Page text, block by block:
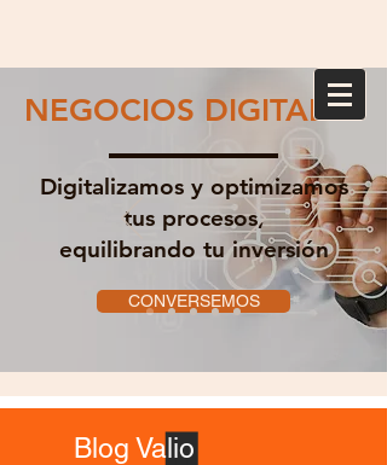
NEGOCIOS DIGITALES
Digitalizamos y optimizamos
tus procesos,
equilibrando tu inversión
CONVERSEMOS
Blog Valio